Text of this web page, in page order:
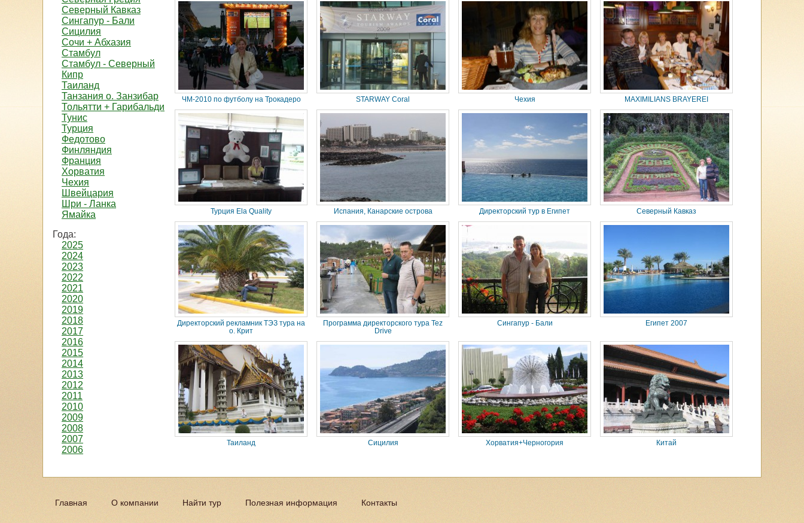
Северный Кавказ
Сингапур - Бали
Сицилия
Сочи + Абхазия
Стамбул
Стамбул - Северный
Кипр
Таиланд
Танзания о. Занзибар
Тольятти + Гарибальди
Тунис
Турция
Федотово
Финляндия
Франция
Хорватия
Чехия
Швейцария
Шри - Ланка
Ямайка
Года:
2025
2024
2023
2022
2021
2020
2019
2018
2017
2016
2015
2014
2013
2012
2011
2010
2009
2008
2007
2006
ЧМ-2010 по футболу на Трокадеро STARWAY Coral Чехия MAXIMILIANS BRAYEREI
Турция Ela Quality Испания, Канарские острова Директорский тур в Египет Северный Кавказ
Директорский рекламник ТЭЗ тура на
о. Крит
Программа директорского тура Tez
Drive
Сингапур - Бали Египет 2007
Таиланд Сицилия Хорватия+Черногория Китай
Главная О компании Найти тур Полезная информация Контакты